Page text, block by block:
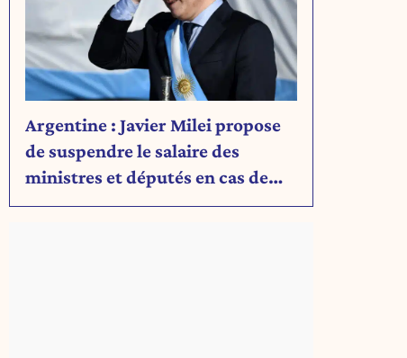
Argentine : Javier Milei propose
de suspendre le salaire des
ministres et députés en cas de
déficit budgétaire